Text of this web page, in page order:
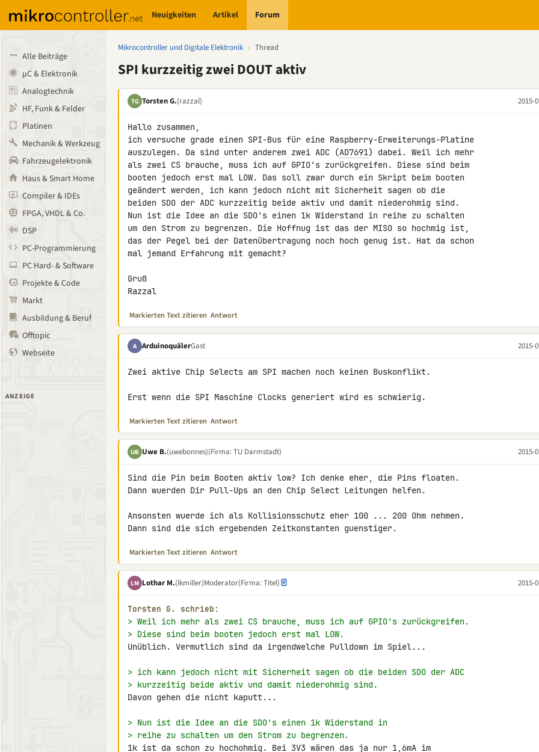
Neuigkeiten Artikel Forum
Alle Beiträge
µC & Elektronik
Analogtechnik
HF, Funk & Felder
Platinen
Mechanik & Werkzeug
Fahrzeugelektronik
Haus & Smart Home
Compiler & IDEs
FPGA, VHDL & Co.
DSP
PC-Programmierung
PC Hard- & Software
Projekte & Code
Markt
Ausbildung & Beruf
Offtopic
Webseite
ANZEIGE
Mikrocontroller und Digitale Elektronik › Thread
SPI kurzzeitig zwei DOUT aktiv
TG Torsten G.(razzal) 2015-
Hallo zusammen,
ich versuche grade einen SPI-Bus für eine Raspberry-Erweiterungs-Platine
auszulegen. Da sind unter anderem zwei ADC (AD7691) dabei. Weil ich mehr
als zwei CS brauche, muss ich auf GPIO's zurückgreifen. Diese sind beim
booten jedoch erst mal LOW. Das soll zwar durch ein Skript beim booten
geändert werden, ich kann jedoch nicht mit Sicherheit sagen ob die
beiden SDO der ADC kurzzeitig beide aktiv und damit niederohmig sind.
Nun ist die Idee an die SDO's einen 1k Widerstand in reihe zu schalten
um den Strom zu begrenzen. Die Hoffnug ist das der MISO so hochmig ist,
das der Pegel bei der Datenübertragung noch hoch genug ist. Hat da schon
mal jemand Erfahrung mit gemacht?
Gruß
Razzal
Markierten Text zitieren Antwort
A ArduinoquälerGast 2015-
Zwei aktive Chip Selects am SPI machen noch keinen Buskonflikt.
Erst wenn die SPI Maschine Clocks generiert wird es schwierig.
Markierten Text zitieren Antwort
UB Uwe B.(uwebonnes)(Firma: TU Darmstadt) 2015-
Sind die Pin beim Booten aktiv low? Ich denke eher, die Pins floaten.
Dann wuerden Dir Pull-Ups an den Chip Select Leitungen helfen.
Ansonsten wuerde ich als Kollisionsschutz eher 100 ... 200 Ohm nehmen.
Dann sind die sich ergebenden Zeitkonstanten guenstiger.
Markierten Text zitieren Antwort
LM Lothar M.(lkmiller)Moderator(Firma: Titel) 2015-
Torsten G. schrieb:
> Weil ich mehr als zwei CS brauche, muss ich auf GPIO's zurückgreifen.
> Diese sind beim booten jedoch erst mal LOW.
Unüblich. Vermutlich sind da irgendwelche Pulldown im Spiel...
> ich kann jedoch nicht mit Sicherheit sagen ob die beiden SDO der ADC
> kurzzeitig beide aktiv und damit niederohmig sind.
Davon gehen die nicht kaputt...
> Nun ist die Idee an die SDO's einen 1k Widerstand in
> reihe zu schalten um den Strom zu begrenzen.
1k ist da schon zu hochohmig. Bei 3V3 wären das ja nur 1,6mA im